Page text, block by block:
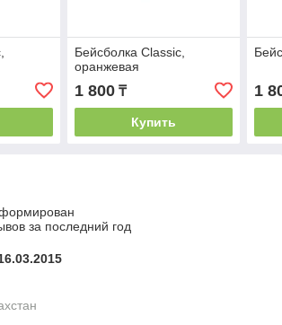
Бейсболка Classic,
оранжевая
1 800₸
Купить
1
за последний год